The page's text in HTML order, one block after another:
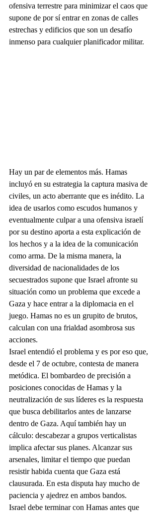
ofensiva terrestre para minimizar el caos que
supone de por sí entrar en zonas de calles
estrechas y edificios que son un desafío
inmenso para cualquier planificador militar.
Hay un par de elementos más. Hamas
incluyó en su estrategia la captura masiva de
civiles, un acto aberrante que es inédito. La
idea de usarlos como escudos humanos y
eventualmente culpar a una ofensiva israelí
por su destino aporta a esta explicación de
los hechos y a la idea de la comunicación
como arma. De la misma manera, la
diversidad de nacionalidades de los
secuestrados supone que Israel afronte su
situación como un problema que excede a
Gaza y hace entrar a la diplomacia en el
juego. Hamas no es un grupito de brutos,
calculan con una frialdad asombrosa sus
acciones.
Israel entendió el problema y es por eso que,
desde el 7 de octubre, contesta de manera
metódica. El bombardeo de precisión a
posiciones conocidas de Hamas y la
neutralización de sus líderes es la respuesta
que busca debilitarlos antes de lanzarse
dentro de Gaza. Aquí también hay un
cálculo: descabezar a grupos verticalistas
implica afectar sus planes. Alcanzar sus
arsenales, limitar el tiempo que puedan
resistir habida cuenta que Gaza está
clausurada. En esta disputa hay mucho de
paciencia y ajedrez en ambos bandos.
Israel debe terminar con Hamas antes que